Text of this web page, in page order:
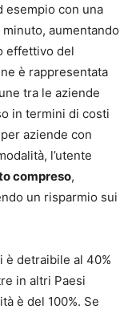
esempio con una
aumentando
effettivo del
è rappresentata
tra le aziende
in termini di costi
aziende con
l’utente
compreso,
un risparmio sui
è detraibile al 40%
in altri Paesi
è del 100%. Se